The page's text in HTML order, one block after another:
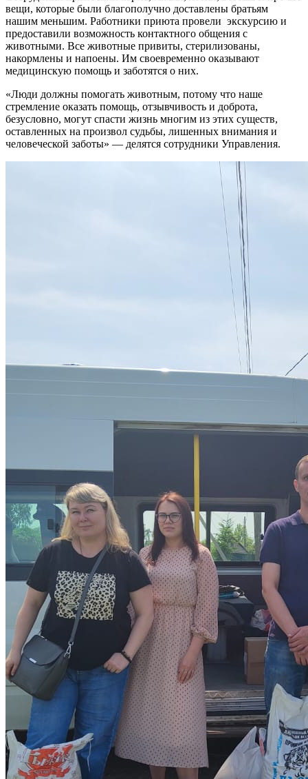
вещи, которые были благополучно доставлены братьям
нашим меньшим. Работники приюта провели экскурсию и
предоставили возможность контактного общения с
животными. Все животные привиты, стерилизованы,
накормлены и напоены. Им своевременно оказывают
медицинскую помощь и заботятся о них.
«Люди должны помогать животным, потому что наше
стремление оказать помощь, отзывчивость и доброта,
безусловно, могут спасти жизнь многим из этих существ,
оставленных на произвол судьбы, лишенных внимания и
человеческой заботы» — делятся сотрудники Управления.